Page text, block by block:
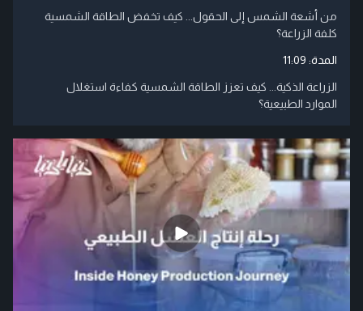
من أشعة الشمس إلى الحقول... كيف تخفض الطاقة الشمسية
كلفة الزراعة؟
المدة: 11:09
الزراعة الذكية... كيف تعزز الطاقة الشمسية كفاءة استغلال
الموارد الطبيعية؟